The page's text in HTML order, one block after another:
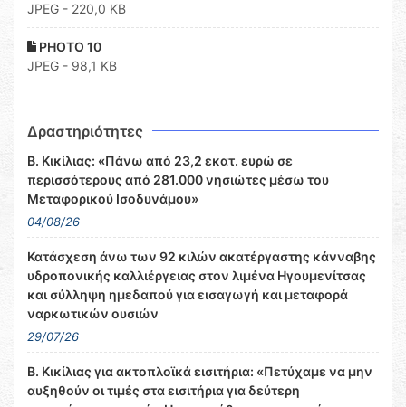
JPEG - 220,0 KB
PHOTO 10
JPEG - 98,1 KB
Δραστηριότητες
Β. Κικίλιας: «Πάνω από 23,2 εκατ. ευρώ σε
περισσότερους από 281.000 νησιώτες μέσω του
Μεταφορικού Ισοδυνάμου»
04/08/26
Κατάσχεση άνω των 92 κιλών ακατέργαστης κάνναβης
υδροπονικής καλλιέργειας στον λιμένα Ηγουμενίτσας
και σύλληψη ημεδαπού για εισαγωγή και μεταφορά
ναρκωτικών ουσιών
29/07/26
Β. Κικίλιας για ακτοπλοϊκά εισιτήρια: «Πετύχαμε να μην
αυξηθούν οι τιμές στα εισιτήρια για δεύτερη